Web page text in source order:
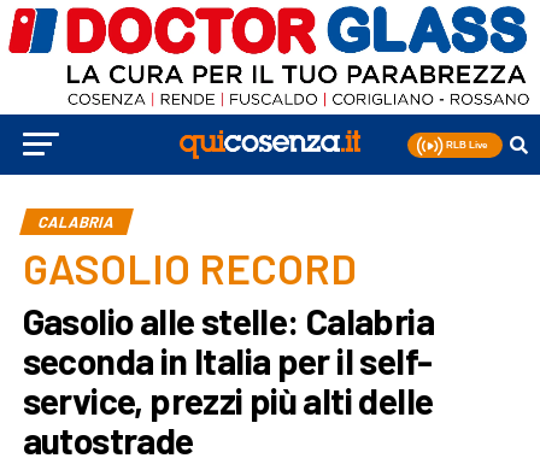
CALABRIA
GASOLIO RECORD
Gasolio alle stelle: Calabria
seconda in Italia per il self-
service, prezzi più alti delle
autostrade